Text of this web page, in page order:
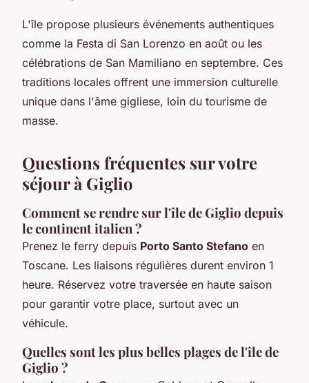
L'île propose plusieurs événements authentiques
comme la Festa di San Lorenzo en août ou les
célébrations de San Mamiliano en septembre. Ces
traditions locales offrent une immersion culturelle
unique dans l'âme gigliese, loin du tourisme de
masse.
Questions fréquentes sur votre
séjour à Giglio
Comment se rendre sur l'île de Giglio depuis
le continent italien ?
Prenez le ferry depuis Porto Santo Stefano en
Toscane. Les liaisons régulières durent environ 1
heure. Réservez votre traversée en haute saison
pour garantir votre place, surtout avec un
véhicule.
Quelles sont les plus belles plages de l'île de
Giglio ?